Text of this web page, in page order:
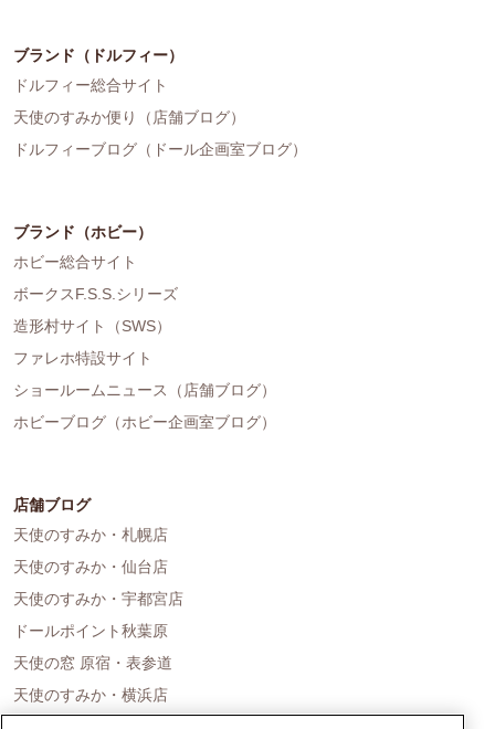
ブランド（ドルフィー）
ドルフィー総合サイト
天使のすみか便り（店舗ブログ）
ドルフィーブログ（ドール企画室ブログ）
ブランド（ホビー）
ホビー総合サイト
ボークスF.S.S.シリーズ
造形村サイト（SWS）
ファレホ特設サイト
ショールームニュース（店舗ブログ）
ホビーブログ（ホビー企画室ブログ）
店舗ブログ
天使のすみか・札幌店
天使のすみか・仙台店
天使のすみか・宇都宮店
ドールポイント秋葉原
天使の窓 原宿・表参道
天使のすみか・横浜店